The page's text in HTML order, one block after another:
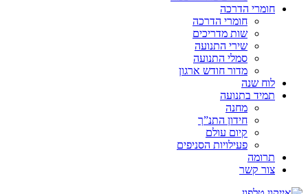
חומרי הדרכה
חומרי הדרכה
שות מדריכים
שירי התנועה
סמלי התנועה
מדור חודש ארגון
לוח שנה
תמיד בתנועה
מחנה
חידון התנ”ך
קיום עולם
פעילויות הסניפים
תרומה
צור קשר